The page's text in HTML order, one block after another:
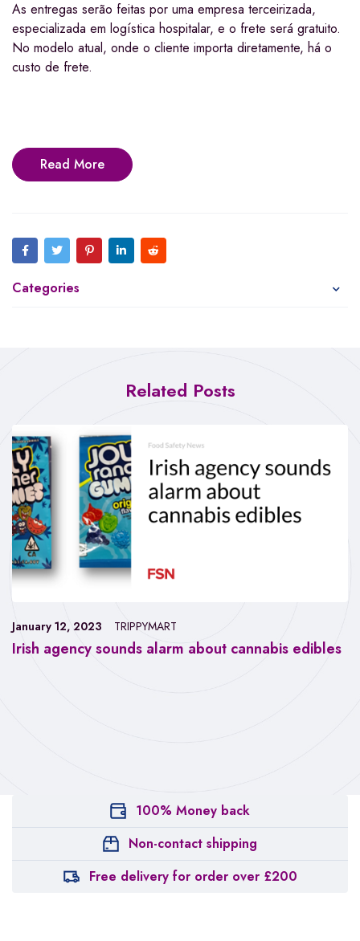
As entregas serão feitas por uma empresa terceirizada,
especializada em logística hospitalar, e o frete será gratuito.
No modelo atual, onde o cliente importa diretamente, há o
custo de frete.
Read More
Categories
Related Posts
Irish agency sounds alarm about cannabis edibles
January 12, 2023 TRIPPYMART
100% Money back
Non-contact shipping
Free delivery for order over £200